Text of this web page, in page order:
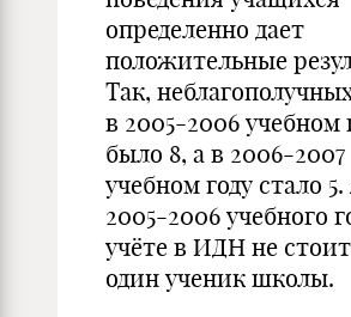
определенно дает
положительные
Так,
в 2005-2006 учебном
было 8, а в 2006-2007
учебном году стало 5.
2005-2006 учебного
учёте в ИДН не
один ученик школы.